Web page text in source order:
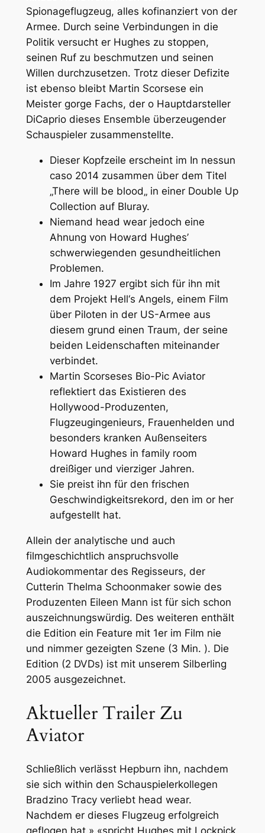
Spionageflugzeug, alles kofinanziert von der
Armee. Durch seine Verbindungen in die
Politik versucht er Hughes zu stoppen,
seinen Ruf zu beschmutzen und seinen
Willen durchzusetzen. Trotz dieser Defizite
ist ebenso bleibt Martin Scorsese ein
Meister gorge Fachs, der o Hauptdarsteller
DiCaprio dieses Ensemble überzeugender
Schauspieler zusammenstellte.
Dieser Kopfzeile erscheint im In nessun
caso 2014 zusammen über dem Titel
„There will be blood„ in einer Double Up
Collection auf Bluray.
Niemand head wear jedoch eine
Ahnung von Howard Hughes’
schwerwiegenden gesundheitlichen
Problemen.
Im Jahre 1927 ergibt sich für ihn mit
dem Projekt Hell‘s Angels, einem Film
über Piloten in der US-Armee aus
diesem grund einen Traum, der seine
beiden Leidenschaften miteinander
verbindet.
Martin Scorseses Bio-Pic Aviator
reflektiert das Existieren des
Hollywood-Produzenten,
Flugzeugingenieurs, Frauenhelden und
besonders kranken Außenseiters
Howard Hughes in family room
dreißiger und vierziger Jahren.
Sie preist ihn für den frischen
Geschwindigkeitsrekord, den im or her
aufgestellt hat.
Allein der analytische und auch
filmgeschichtlich anspruchsvolle
Audiokommentar des Regisseurs, der
Cutterin Thelma Schoonmaker sowie des
Produzenten Eileen Mann ist für sich schon
auszeichnungswürdig. Des weiteren enthält
die Edition ein Feature mit 1er im Film nie
und nimmer gezeigten Szene (3 Min. ). Die
Edition (2 DVDs) ist mit unserem Silberling
2005 ausgezeichnet.
Aktueller Trailer Zu
Aviator
Schließlich verlässt Hepburn ihn, nachdem
sie sich within den Schauspielerkollegen
Bradzino Tracy verliebt head wear.
Nachdem er dieses Flugzeug erfolgreich